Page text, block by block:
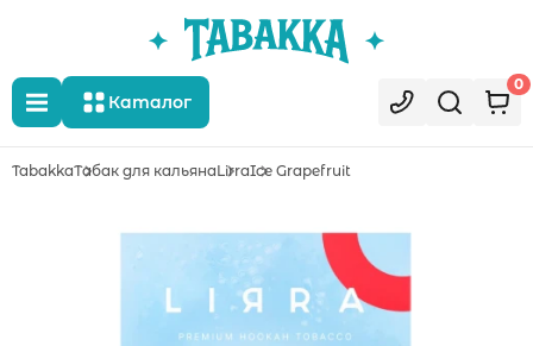
Каталог
0
TabakkaТабак для кальянаLirraIce Grapefruit